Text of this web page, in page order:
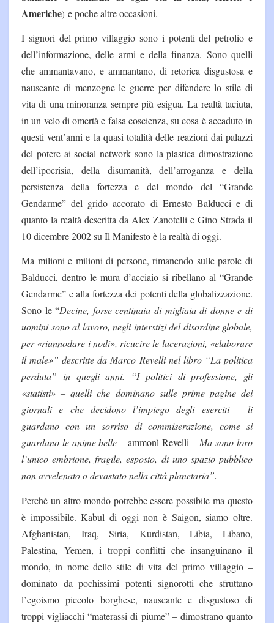
Americhe) e poche altre occasioni.
I signori del primo villaggio sono i potenti del petrolio e
dell’informazione, delle armi e della finanza. Sono quelli
che ammantavano, e ammantano, di retorica disgustosa e
nauseante di menzogne le guerre per difendere lo stile di
vita di una minoranza sempre più esigua. La realtà taciuta,
in un velo di omertà e falsa coscienza, su cosa è accaduto in
questi vent’anni e la quasi totalità delle reazioni dai palazzi
del potere ai social network sono la plastica dimostrazione
dell’ipocrisia, della disumanità, dell’arroganza e della
persistenza della fortezza e del mondo del “Grande
Gendarme” del grido accorato di Ernesto Balducci e di
quanto la realtà descritta da Alex Zanotelli e Gino Strada il
10 dicembre 2002 su Il Manifesto è la realtà di oggi.
Ma milioni e milioni di persone, rimanendo sulle parole di
Balducci, dentro le mura d’acciaio si ribellano al “Grande
Gendarme” e alla fortezza dei potenti della globalizzazione.
Sono le “Decine, forse centinaia di migliaia di donne e di
uomini sono al lavoro, negli interstizi del disordine globale,
per «riannodare i nodi», ricucire le lacerazioni, «elaborare
il male»” descritte da Marco Revelli nel libro “La politica
perduta” in quegli anni. “I politici di professione, gli
«statisti» – quelli che dominano sulle prime pagine dei
giornali e che decidono l’impiego degli eserciti – li
guardano con un sorriso di commiserazione, come si
guardano le anime belle – ammonì Revelli –Ma sono loro
l’unico embrione, fragile, esposto, di uno spazio pubblico
non avvelenato o devastato nella città planetaria”.
Perché un altro mondo potrebbe essere possibile ma questo
è impossibile. Kabul di oggi non è Saigon, siamo oltre.
Afghanistan, Iraq, Siria, Kurdistan, Libia, Libano,
Palestina, Yemen, i troppi conflitti che insanguinano il
mondo, in nome dello stile di vita del primo villaggio –
dominato da pochissimi potenti signorotti che sfruttano
l’egoismo piccolo borghese, nauseante e disgustoso di
troppi vigliacchi “materassi di piume” – dimostrano quanto